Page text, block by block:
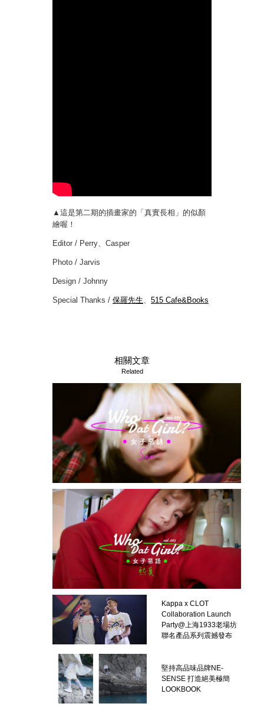
▲這是第二期的插畫家的「真實長相」的似顏
繪喔！
Editor / Perry、Casper
Photo / Jarvis
Design / Johnny
Special Thanks / 保羅先生 515 Cafe&Books
相關文章
Related
Kappa x CLOT
Collaboration Launch
Party@上海1933老場坊
聯名產品系列震撼發布
堅持高品味品牌NE-
SENSE 打造絕美極簡
LOOKBOOK